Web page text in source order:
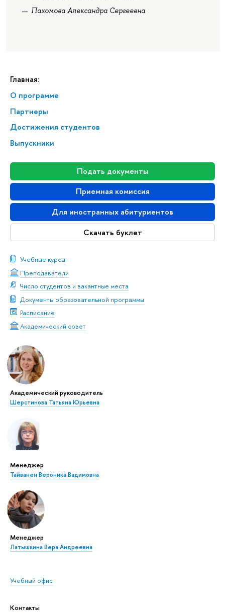
Главная:
О программе
Партнеры
Достижения студентов
Выпускники
Подать документы
Приемная комиссия
Для иностранных абитуриентов
Скачать буклет
Учебные курсы
Преподаватели
Число студентов и вакантные места
Документы образовательной программы
Расписание
Академический совет
Академический руководитель
Шерстинова Татьяна Юрьевна
Менеджер
Тайванен Вероника Вадимовна
Менеджер
Латышкина Вера Андреевна
Учебный офис
Контакты
Пахомова Александра Сергеевна